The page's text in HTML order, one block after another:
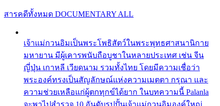
สารคดีทั้งหมด DOCUMENTARY ALL
เจ้าแม่กวนอิมเป็นพระโพธิสัตว์ในพระพุทธศาสนานิกาย
มหายาน มีผู้เคารพนับถือบูชาในหลายประเทศ เช่น จีน
ญี่ปุ่น เกาหลี เวียดนาม รวมทั้งไทย โดยมีความเชื่อว่า
พระองค์ทรงเป็นสัญลักษณ์แห่งความเมตตา กรุณา และ
ความช่วยเหลือแก่ผู้ตกทุกข์ได้ยาก ในบทความนี้ Palanla
จะพาไปสำรวจ 10 อันดับรูปปั้นเจ้าแม่กวนอิมองค์ใหญ่